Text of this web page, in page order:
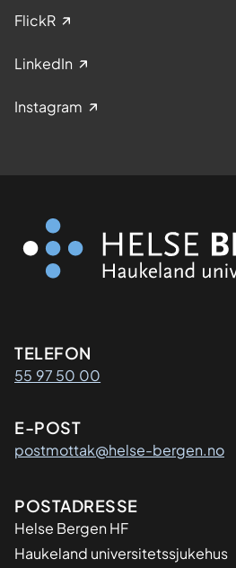
FlickR
LinkedIn
Instagram
Kontaktinformasjon
TELEFON
55 97 50 00
E-POST
postmottak@helse-bergen.no
Adresse
POSTADRESSE
Helse Bergen HF
Haukeland universitetssjukehus